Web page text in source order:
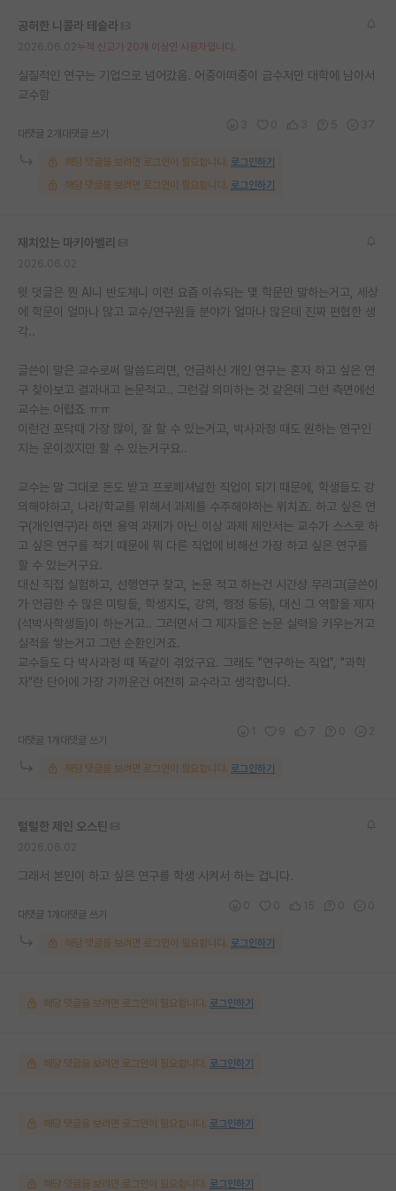
재팬라운지 🌸
공허한 니콜라 테슬라
누적 신고가 20개 이상인 사용자입니다.
실질적인 연구는 기업으로 넘어갔음. 어중이떠중이 금수저만 대학에 남아서
교수함
대댓글 2개 대댓글 쓰기
해당 댓글을 보려면 로그인이 필요합니다. 로그인하기
해당 댓글을 보려면 로그인이 필요합니다. 로그인하기
재치있는 마키아벨리
윗 덧글은 뭔 AI니 반도체니 이런 요즘 이슈되는 몇 학문만 말하는거고, 세상
에 학문이 얼마나 많고 교수/연구원들 분야가 얼마나 많은데 진짜 편협한 생
각..
글쓴이 말은 교수로써 말씀드리면, 언급하신 개인 연구는 혼자 하고 싶은 연
구 찾아보고 결과내고 논문적고.. 그런걸 의미하는 것 같은데 그런 측면에선
교수는 어렵죠 ㅠㅠ
이런건 포닥때 가장 많이, 잘 할 수 있는거고, 박사과정 때도 원하는 연구인
지는 운이겠지만 할 수 있는거구요..
교수는 말 그대로 돈도 받고 프로페셔널한 직업이 되기 때문에, 학생들도 강
의해야하고, 나라/학교를 위해서 과제를 수주해야하는 위치죠. 하고 싶은 연
구(개인연구)라 하면 용역 과제가 아닌 이상 과제 제안서는 교수가 스스로 하
고 싶은 연구를 적기 때문에 뭐 다른 직업에 비해선 가장 하고 싶은 연구를
할 수 있는거구요.
대신 직접 실험하고, 선행연구 찾고, 논문 적고 하는건 시간상 무리고(글쓴이
가 언급한 수 많은 미팅들, 학생지도, 강의, 행정 등등), 대신 그 역할을 제자
(석박사학생들)이 하는거고.. 그러면서 그 제자들은 논문 실력을 키우는거고
실적을 쌓는거고 그런 순환인거죠.
교수들도 다 박사과정 때 똑같이 겪었구요. 그래도 "연구하는 직업", "과학
자"란 단어에 가장 가까운건 여전히 교수라고 생각합니다.
대댓글 1개 대댓글 쓰기
해당 댓글을 보려면 로그인이 필요합니다. 로그인하기
털털한 제인 오스틴
그래서 본인이 하고 싶은 연구를 학생 시켜서 하는 겁니다.
대댓글 1개 대댓글 쓰기
해당 댓글을 보려면 로그인이 필요합니다. 로그인하기
해당 댓글을 보려면 로그인이 필요합니다. 로그인하기
해당 댓글을 보려면 로그인이 필요합니다. 로그인하기
해당 댓글을 보려면 로그인이 필요합니다. 로그인하기
해당 댓글을 보려면 로그인이 필요합니다. 로그인하기